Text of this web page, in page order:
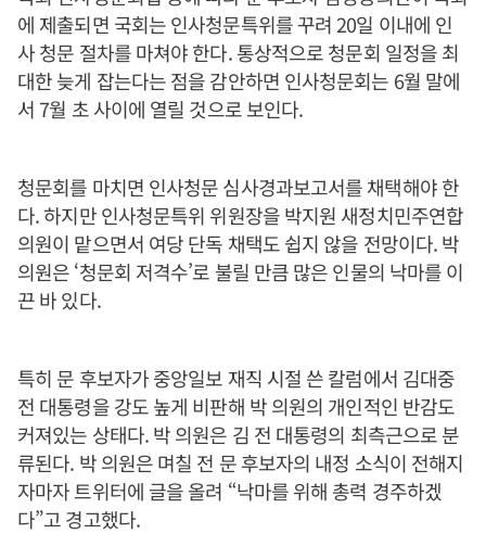
에 제출되면 국회는 인사청문특위를 꾸려 20일 이내에 인
사 청문 절차를 마쳐야 한다. 통상적으로 청문회 일정을 최
대한 늦게 잡는다는 점을 감안하면 인사청문회는 6월 말에
서 7월 초 사이에 열릴 것으로 보인다.
청문회를 마치면 인사청문 심사경과보고서를 채택해야 한
다. 하지만 인사청문특위 위원장을 박지원 새정치민주연합
의원이 맡으면서 여당 단독 채택도 쉽지 않을 전망이다. 박
의원은 ‘청문회 저격수’로 불릴 만큼 많은 인물의 낙마를 이
끈 바 있다.
특히 문 후보자가 중앙일보 재직 시절 쓴 칼럼에서 김대중
전 대통령을 강도 높게 비판해 박 의원의 개인적인 반감도
커져있는 상태다. 박 의원은 김 전 대통령의 최측근으로 분
류된다. 박 의원은 며칠 전 문 후보자의 내정 소식이 전해지
자마자 트위터에 글을 올려 “낙마를 위해 총력 경주하겠
다”고 경고했다.